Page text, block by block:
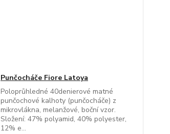
Punčocháče Fiore Latoya
Poloprůhledné 40denierové matné
punčochové kalhoty (punčocháče) z
mikrovlákna, melanžové, boční vzor.
Složení: 47% polyamid, 40% polyester,
12% e...